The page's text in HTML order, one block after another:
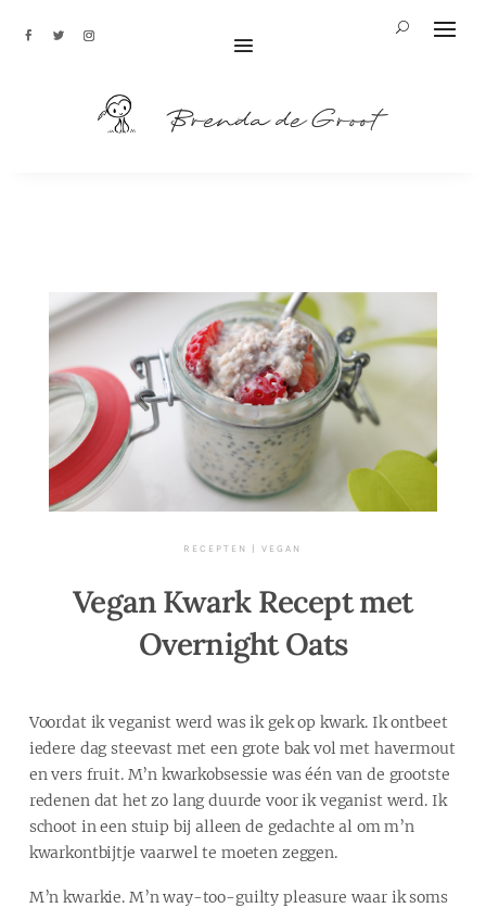
RECEPTEN |VEGAN
Vegan Kwark Recept met
Overnight Oats
Voordat ik veganist werd was ik gek op kwark. Ik ontbeet
iedere dag steevast met een grote bak vol met havermout
en vers fruit. M’n kwarkobsessie was één van de grootste
redenen dat het zo lang duurde voor ik veganist werd. Ik
schoot in een stuip bij alleen de gedachte al om m’n
kwarkontbijtje vaarwel te moeten zeggen.
M’n kwarkie. M’n way-too-guilty pleasure waar ik soms